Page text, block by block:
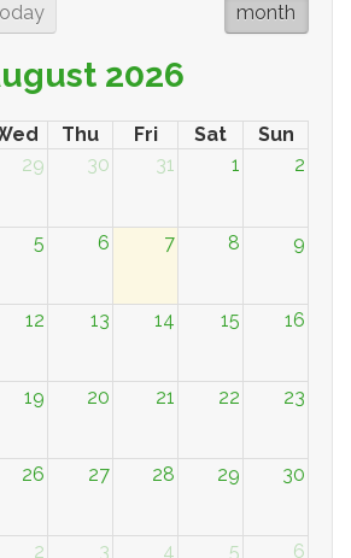
month
2026
Thu Fri Sat
Sun
29 30 31 1 2
5 6 7 8 9
12 13 14 15 16
19 20 21 22 23
26 27 28 29 30
2 3 4 5 6